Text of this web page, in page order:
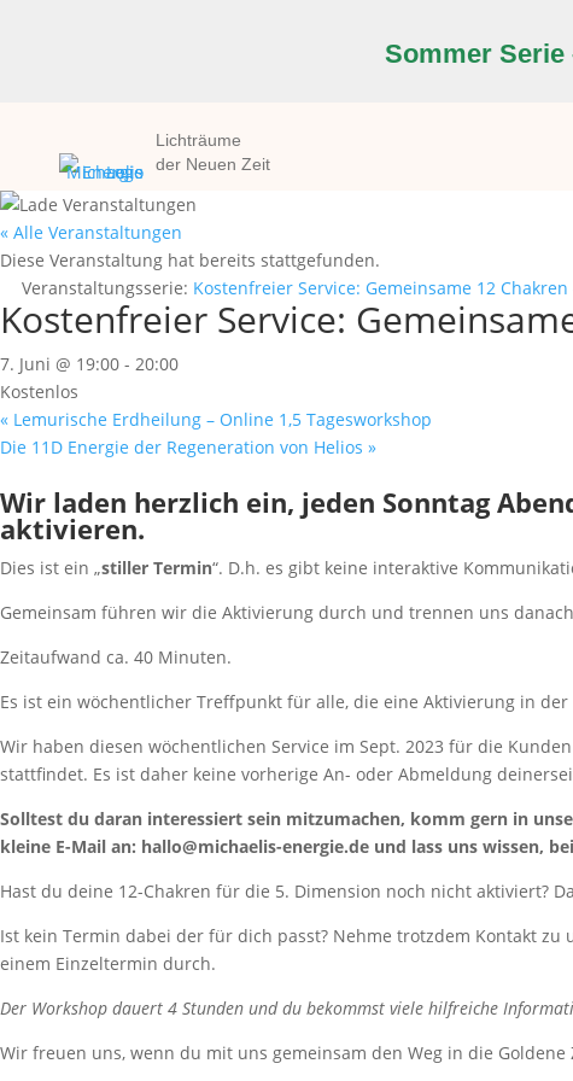
Sommer Serie
Lichträume
der Neuen Zeit
« Alle Veranstaltungen
Diese Veranstaltung hat bereits stattgefunden.
Veranstaltungsserie: Kostenfreier Service: Gemeinsame 12
Kostenfreier Service:
7. Juni @ 19:00 - 20:00
Kostenlos
« Lemurische Erdheilung – Online 1,5 Tagesworkshop
Die 11D Energie der Regeneration von Helios »
Wir laden herzlich ein, jeden Sonntag
aktivieren.
Dies ist ein „stiller Termin“. D.h. es gibt keine interaktive
Gemeinsam führen wir die Aktivierung durch und trennen uns
Zeitaufwand ca. 40 Minuten.
Es ist ein wöchentlicher Treffpunkt für alle, die eine Aktivierung in
Wir haben diesen wöchentlichen Service im Sept. 2023 für die
stattfindet. Es ist daher keine vorherige An- oder Abmeldung
Solltest du daran interessiert sein mitzumachen, komm gern in
kleine E-Mail an: hallo@michaelis-energie.de und lass uns wissen,
Hast du deine 12-Chakren für die 5. Dimension noch nicht aktiviert?
Ist kein Termin dabei der für dich passt? Nehme trotzdem Kontakt
einem Einzeltermin durch.
Der Workshop dauert 4 Stunden und du bekommst viele hilfreiche
Wir freuen uns, wenn du mit uns gemeinsam den Weg in die